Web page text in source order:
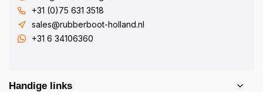
+31 (0)75 631 3518
sales@rubberboot-holland.nl
+31 6 34106360
Handige links